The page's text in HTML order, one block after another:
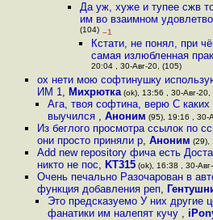
Да уж, хуже и тупее сжв
им во взаимном удовлетво
(104) –1
Кстати, не понял, при
самая излюбленная
20:04 , 30-Авг-20, (105)
ох нети мою софтинушку
ИМ 1, Михрютка(ok), 13:56 , 30-Авг-20,
Ага, твоя софтина, верю С
выучился ,Аноним (95), 19:16 , 30-
Из беглого просмотра ссылок по
они просто приняли р, Аноним (29),
Add new repository фича есть
никто не пос, KT315(ok), 16:38 , 30-
Очень печально Разочарован в
функция добавления реп,
Это предсказуемо У них другие
фанатики им налепят кучу ,